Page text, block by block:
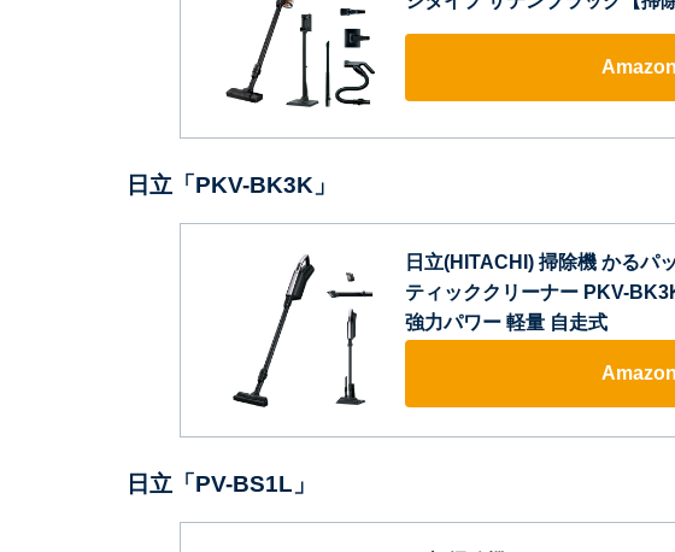
日立「PKV-BK3K」
日立(HITACHI) 掃除機 かるパ
ティッククリーナー PKV-
強力パワー 軽量 自走式
日立「PV-BS1L」